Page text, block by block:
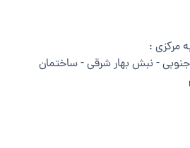
مرکزی :
جنوبی - نبش بهار شرقی - ساختمان